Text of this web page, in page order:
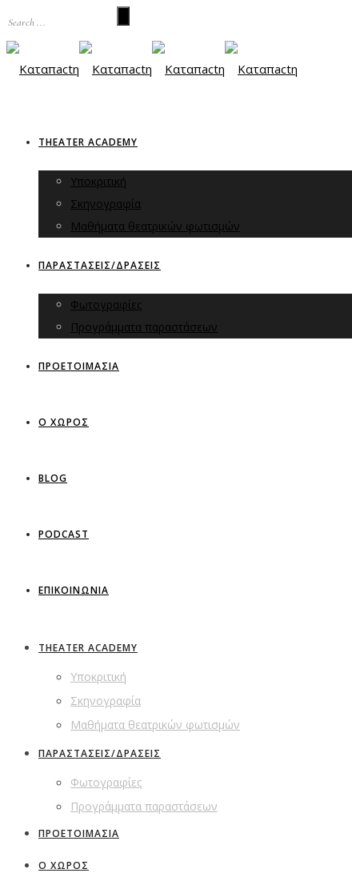
THEATER ACADEMY
Υποκριτική
Σκηνογραφία
Μαθήματα θεατρικών φωτισμών
ΠΑΡΑΣΤΑΣΕΙΣ/ΔΡΑΣΕΙΣ
Φωτογραφίες
Προγράμματα παραστάσεων
ΠΡΟΕΤΟΙΜΑΣΙΑ
Ο ΧΩΡΟΣ
BLOG
PODCAST
ΕΠΙΚΟΙΝΩΝΙΑ
THEATER ACADEMY
Υποκριτική
Σκηνογραφία
Μαθήματα θεατρικών φωτισμών
ΠΑΡΑΣΤΑΣΕΙΣ/ΔΡΑΣΕΙΣ
Φωτογραφίες
Προγράμματα παραστάσεων
ΠΡΟΕΤΟΙΜΑΣΙΑ
Ο ΧΩΡΟΣ